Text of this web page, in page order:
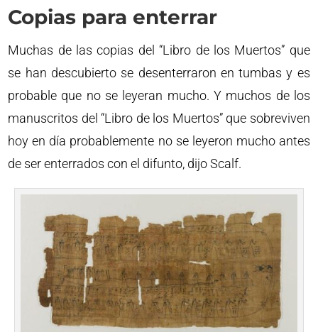
Copias para enterrar
Muchas de las copias del “Libro de los Muertos” que
se han descubierto se desenterraron en tumbas y es
probable que no se leyeran mucho. Y muchos de los
manuscritos del “Libro de los Muertos” que sobreviven
hoy en día probablemente no se leyeron mucho antes
de ser enterrados con el difunto, dijo Scalf.